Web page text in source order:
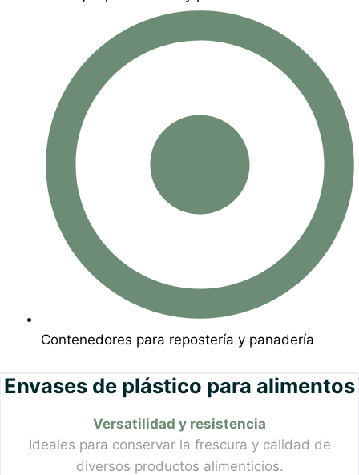
Contenedores para repostería y panadería
Envases de plástico para alimentos
Versatilidad y resistencia
Ideales para conservar la frescura y calidad de
diversos productos alimenticios.